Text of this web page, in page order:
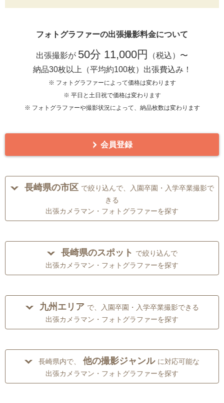
フォトグラファーの出張撮影料金について
出張撮影が 50分 11,000円
（税込）〜
納品30枚以上（平均約100枚）出張費込み！
※ フォトグラファーによって価格は変わります
※ 平日と土日祝で価格は変わります
※ フォトグラファーや撮影状況によって、納品枚数は変わります
会員登録
長崎県の市区 で絞り込んで、入園卒園・入学卒業撮影で
きる
出張カメラマン・フォトグラファーを探す
長崎県のスポット で絞り込んで
出張カメラマン・フォトグラファーを探す
九州エリア で、入園卒園・入学卒業撮影できる
出張カメラマン・フォトグラファーを探す
長崎県内で、 他の撮影ジャンル に対応可能な
出張カメラマン・フォトグラファーを探す